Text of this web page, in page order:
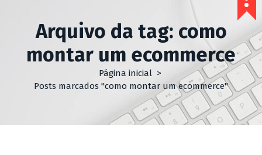
Arquivo da tag: como
montar um ecommerce
Página inicial>
Posts marcados "como montar um ecommerce"